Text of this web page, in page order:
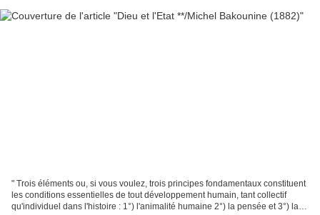
" Trois éléments ou, si vous voulez, trois principes fondamentaux constituent
les conditions essentielles de tout développement humain, tant collectif
qu'individuel dans l'histoire : 1°) l'animalité humaine 2°) la pensée et 3°) la